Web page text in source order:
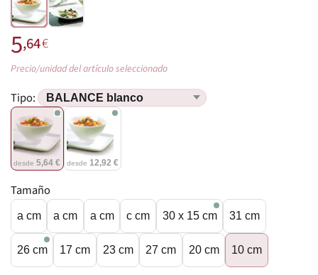
5,64€
Precio/unidad del artículo seleccionado
Tipo:
desde5,64 € desde 12,92 €
Tamaño
a cm a cm a cm c cm 30 x 15 cm 31 cm
26 cm 17 cm 23 cm 27 cm 20 cm 10 cm